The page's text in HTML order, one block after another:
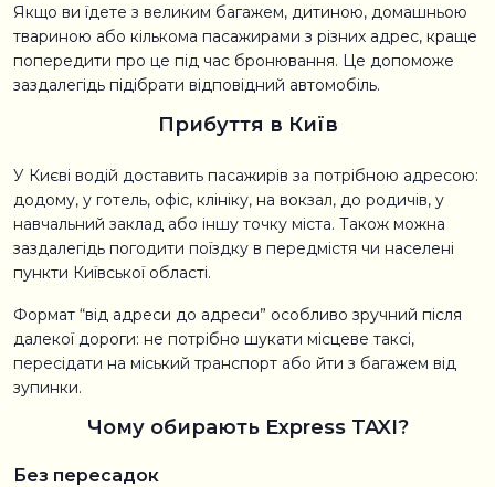
Якщо ви їдете з великим багажем, дитиною, домашньою
твариною або кількома пасажирами з різних адрес, краще
попередити про це під час бронювання. Це допоможе
заздалегідь підібрати відповідний автомобіль.
Прибуття в Київ
У Києві водій доставить пасажирів за потрібною адресою:
додому, у готель, офіс, клініку, на вокзал, до родичів, у
навчальний заклад або іншу точку міста. Також можна
заздалегідь погодити поїздку в передмістя чи населені
пункти Київської області.
Формат “від адреси до адреси” особливо зручний після
далекої дороги: не потрібно шукати місцеве таксі,
пересідати на міський транспорт або йти з багажем від
зупинки.
Чому обирають Express TAXI?
Без пересадок